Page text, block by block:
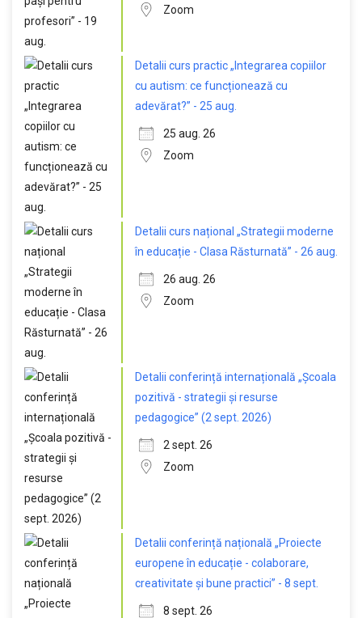
Zoom
Detalii curs practic „Integrarea copiilor
cu autism: ce funcționează cu
adevărat?” - 25 aug.
25 aug. 26
Zoom
Detalii curs național „Strategii moderne
în educație - Clasa Răsturnată” - 26 aug.
26 aug. 26
Zoom
Detalii conferință internațională „Școala
pozitivă - strategii și resurse
pedagogice” (2 sept. 2026)
2 sept. 26
Zoom
Detalii conferință națională „Proiecte
europene în educație - colaborare,
creativitate și bune practici” - 8 sept.
8 sept. 26